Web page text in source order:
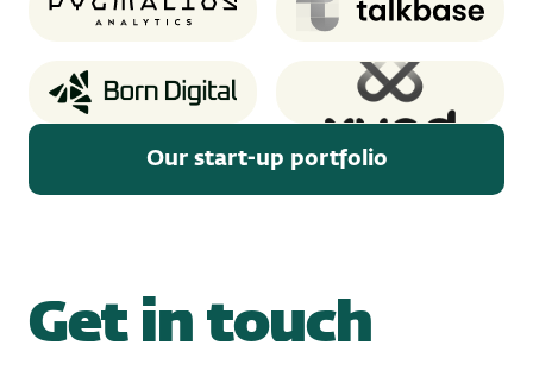
Pygmalios analytics Talkbase
Born Digital XUND
Our start-up portfolio
Get in touch